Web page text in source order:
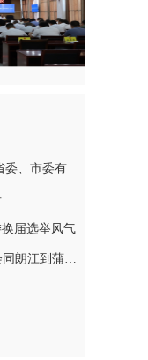
会同县召开领导干部会议 宣布省委、市委有关人事安排的决定
届选举风气
关于对S556省道路面改善工程会同朗江到蒲稳路段施工期间实行交通管制的通告